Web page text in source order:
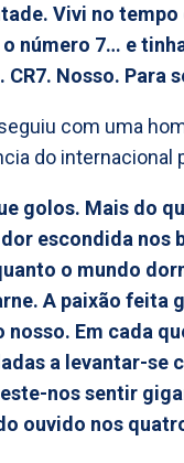
Vivi no tempo
número 7… e
Nosso. Para
com uma
do internacional
golos. Mais do
escondida nos
o mundo
A paixão feita
Em cada
a levantar-se
nos sentir
ouvido nos